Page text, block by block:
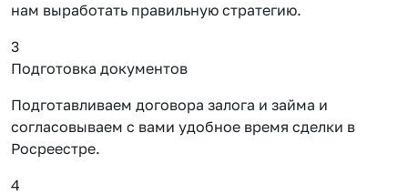
нам выработать правильную стратегию.
3
Подготовка документов
Подготавливаем договора залога и займа и
согласовываем с вами удобное время сделки в
Росреестре.
4